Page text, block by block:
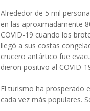
Alrededor de 5 mil
en las aproximadamente
COVID-19 cuando los
llegó a sus costas
crucero antártico fue
dieron positivo al COVID-
El turismo ha prosperado
cada vez más populares.